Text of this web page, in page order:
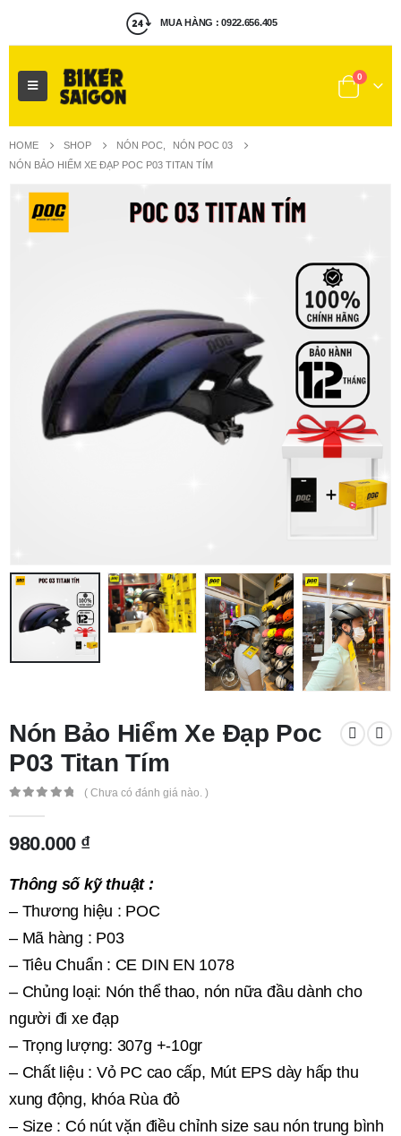
MUA HÀNG : 0922.656.405
ZALO: 0922.656.405
0
HOME SHOP NÓN POC
NÓN POC 03
NÓN BẢO HIỂM XE ĐẠP POC P03 TITAN TÍM
Nón Bảo Hiểm Xe Đạp Poc
P03 Titan Tím
( Chưa có đánh giá nào. )
980.000 ₫
Thông số kỹ thuật :
– Thương hiệu : POC
– Mã hàng : P03
– Tiêu Chuẩn : CE DIN EN 1078
– Chủng loại: Nón thể thao, nón nữa đầu dành cho
người đi xe đạp
– Trọng lượng: 307g +-10gr
– Chất liệu : Vỏ PC cao cấp, Mút EPS dày hấp thu
xung động, khóa Rùa đỏ
– Size : Có nút vặn điều chỉnh size sau nón trung bình